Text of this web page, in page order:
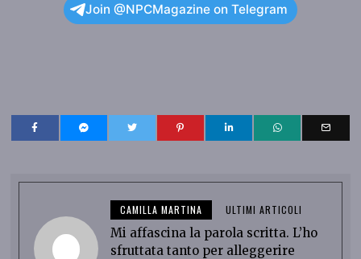
Join @NPCMagazine on Telegram
CAMILLA MARTINA ULTIMI ARTICOLI
Mi affascina la parola scritta. L’ho
sfruttata tanto per alleggerire